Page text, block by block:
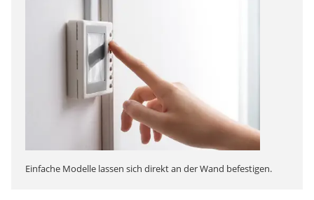
Einfache Modelle lassen sich direkt an der Wand befestigen.